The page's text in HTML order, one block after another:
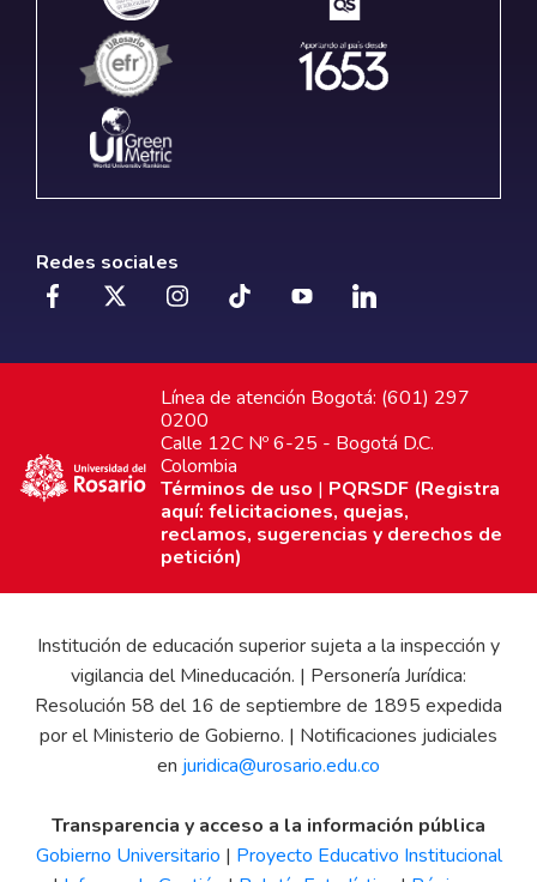
Redes sociales
Línea de atención Bogotá: (601) 297
0200
Calle 12C Nº 6-25 - Bogotá D.C.
Colombia
Términos de uso | PQRSDF (Registra
aquí: felicitaciones, quejas,
reclamos, sugerencias y derechos de
petición)
Institución de educación superior sujeta a la inspección y
vigilancia del Mineducación. | Personería Jurídica:
Resolución 58 del 16 de septiembre de 1895 expedida
por el Ministerio de Gobierno. | Notificaciones judiciales
en juridica@urosario.edu.co
Transparencia y acceso a la información pública
Gobierno Universitario | Proyecto Educativo Institucional